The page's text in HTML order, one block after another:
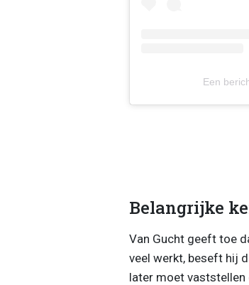
Een
Belangrijke
Van Gucht geeft toe
veel werkt, beseft hij
later moet